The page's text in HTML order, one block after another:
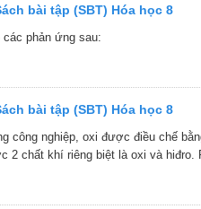
bài tập (SBT) Hóa học 8
các phản ứng sau:
bài tập (SBT) Hóa học 8
công nghiệp, oxi được điều chế
2 chất khí riêng biệt là oxi và